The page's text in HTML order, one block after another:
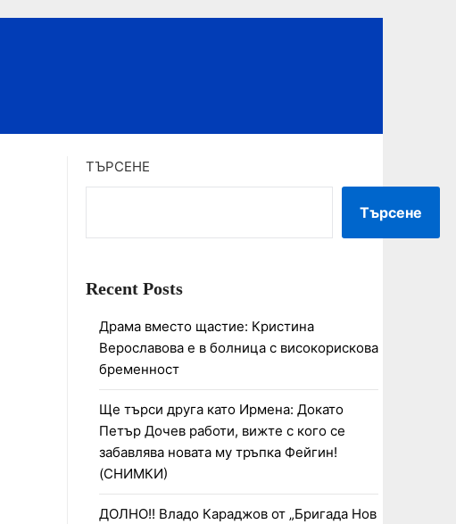
ТЪРСЕНЕ
Търсене
Recent Posts
Драма вместо щастие: Кристина
Верославова е в болница с високорискова
бременност
Ще търси друга като Ирмена: Докато
Петър Дочев работи, вижте с кого се
забавлява новата му тръпка Фейгин!
(СНИМКИ)
ДОЛНО!! Владо Караджов от „Бригада Нов